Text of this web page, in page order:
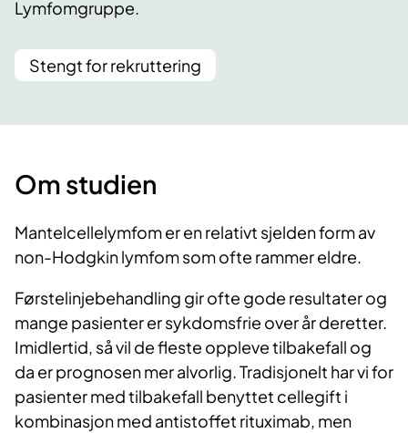
Lymfomgruppe.
Stengt for rekruttering
Om studien
Mantelcellelymfom er en relativt sjelden form av
non-Hodgkin lymfom som ofte rammer eldre.
Førstelinjebehandling gir ofte gode resultater og
mange pasienter er sykdomsfrie over år deretter.
Imidlertid, så vil de fleste oppleve tilbakefall og
da er prognosen mer alvorlig. Tradisjonelt har vi for
pasienter med tilbakefall benyttet cellegift i
kombinasjon med antistoffet rituximab, men